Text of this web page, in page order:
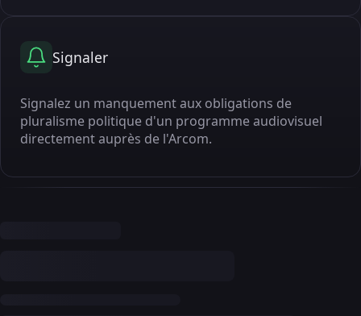
Signaler
Signalez un manquement aux obligations de
pluralisme politique d'un programme audiovisuel
directement auprès de l'Arcom.